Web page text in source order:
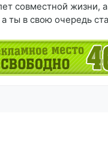
совместной жизни,
ты в свою очередь